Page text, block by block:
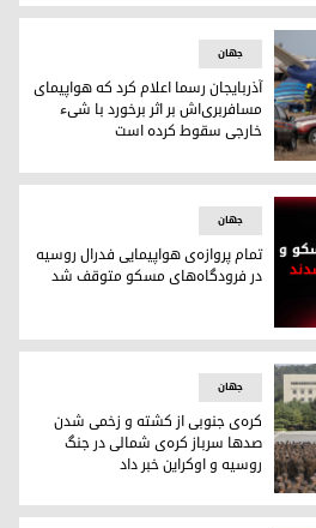
جهان
آذربایجان رسما اعلام کرد که هواپیمای
مسافربری‌اش بر اثر برخورد با شیء
خارجی سقوط کرده است
فدرال روسیه در فرودگاه‌های
جهان
تمام پروازه‌ی هواپیمایی فدرال روسیه
در فرودگاه‌های مسکو متوقف شد
شدن صدها سرباز کره‌ی شمالی در
جهان
کره‌ی جنوبی از کشته و زخمی شدن
صدها سرباز کره‌ی شمالی در جنگ
روسیه و اوکراین خبر داد